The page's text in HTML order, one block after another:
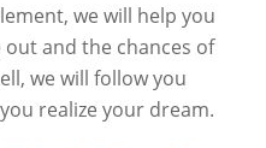
we will help you
and the chances of
we will follow you
realize your dream.